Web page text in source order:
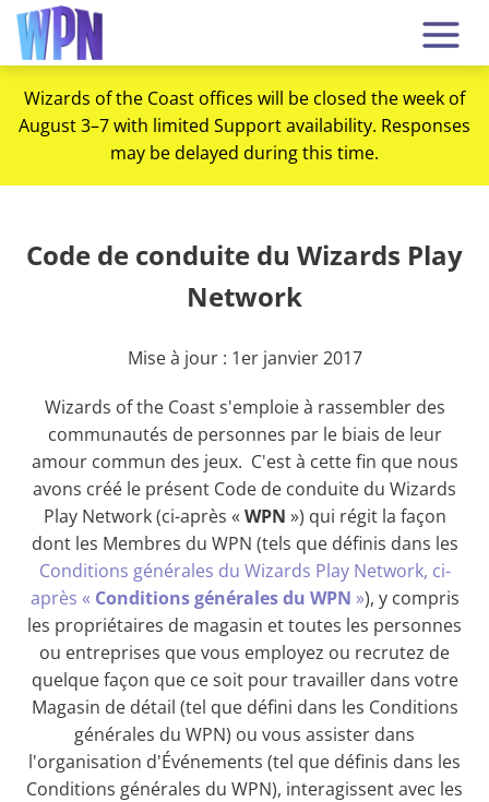
Wizards of the Coast offices will be closed the week of
August 3–7 with limited Support availability. Responses
may be delayed during this time.
Code de conduite du Wizards Play
Network
Mise à jour : 1er janvier 2017
Wizards of the Coast s'emploie à rassembler des
communautés de personnes par le biais de leur
amour commun des jeux. C'est à cette fin que nous
avons créé le présent Code de conduite du Wizards
Play Network (ci-après « WPN ») qui régit la façon
dont les Membres du WPN (tels que définis dans les
Conditions générales du Wizards Play Network, ci-
après « Conditions générales du WPN »), y compris
les propriétaires de magasin et toutes les personnes
ou entreprises que vous employez ou recrutez de
quelque façon que ce soit pour travailler dans votre
Magasin de détail (tel que défini dans les Conditions
générales du WPN) ou vous assister dans
l'organisation d'Événements (tel que définis dans les
Conditions générales du WPN), interagissent avec les